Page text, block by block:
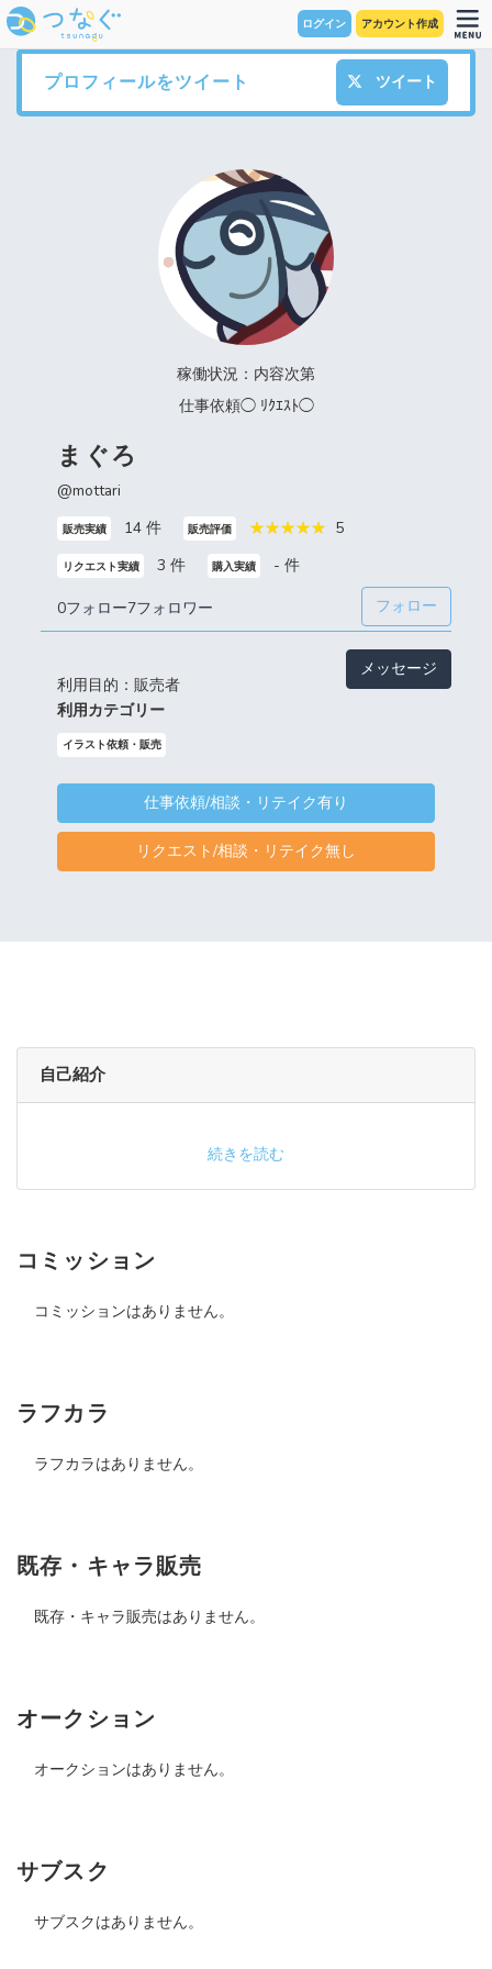
ログイン アカウント作成
プロフィールをツイート ツイート
稼働状況：内容次第
仕事依頼◯ ﾘｸｴｽﾄ◯
まぐろ
@mottari
販売実績 14 件 販売評価 5
リクエスト実績 3 件 購入実績 - 件
0フォロー7フォロワー フォロー
利用目的：販売者
メッセージ
利用カテゴリー
イラスト依頼・販売
仕事依頼/相談・リテイク有り
リクエスト/相談・リテイク無し
自己紹介
続きを読む
コミッション
コミッションはありません。
ラフカラ
ラフカラはありません。
既存・キャラ販売
既存・キャラ販売はありません。
オークション
オークションはありません。
サブスク
サブスクはありません。